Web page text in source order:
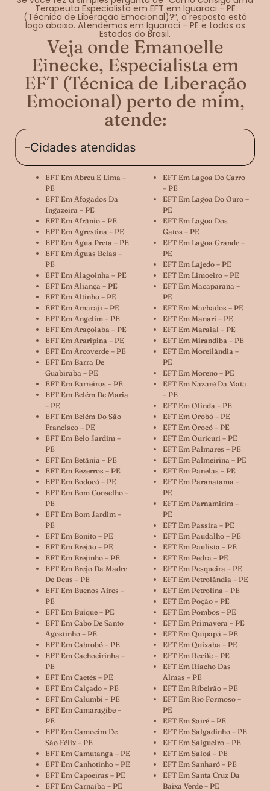
Terapeuta Especialista em EFT em Iguaraci - PE
(Técnica de Liberação Emocional)?”, a resposta está
logo abaixo. Atendemos em Iguaraci - PE e todos os
Estados do Brasil.
Veja onde Emanoelle
Einecke, Especialista em
EFT (Técnica de Liberação
Emocional) perto de mim,
atende:
Cidades atendidas
EFT Em Abreu E Lima –
PE
EFT Em Afogados Da
Ingazeira – PE
EFT Em Afrânio – PE
EFT Em Agrestina – PE
EFT Em Água Preta – PE
EFT Em Águas Belas –
PE
EFT Em Alagoinha – PE
EFT Em Aliança – PE
EFT Em Altinho – PE
EFT Em Amaraji – PE
EFT Em Angelim – PE
EFT Em Araçoiaba – PE
EFT Em Araripina – PE
EFT Em Arcoverde – PE
EFT Em Barra De
Guabiraba – PE
EFT Em Barreiros – PE
EFT Em Belém De Maria
– PE
EFT Em Belém Do São
Francisco – PE
EFT Em Belo Jardim –
PE
EFT Em Betânia – PE
EFT Em Bezerros – PE
EFT Em Bodocó – PE
EFT Em Bom Conselho –
PE
EFT Em Bom Jardim –
PE
EFT Em Bonito – PE
EFT Em Brejão – PE
EFT Em Brejinho – PE
EFT Em Brejo Da Madre
De Deus – PE
EFT Em Buenos Aires –
PE
EFT Em Buíque – PE
EFT Em Cabo De Santo
Agostinho – PE
EFT Em Cabrobó – PE
EFT Em Cachoeirinha –
PE
EFT Em Caetés – PE
EFT Em Calçado – PE
EFT Em Calumbi – PE
EFT Em Camaragibe –
PE
EFT Em Camocim De
São Félix – PE
EFT Em Camutanga – PE
EFT Em Canhotinho – PE
EFT Em Capoeiras – PE
EFT Em Carnaíba – PE
EFT Em Lagoa Do Carro
– PE
EFT Em Lagoa Do Ouro –
PE
EFT Em Lagoa Dos
Gatos – PE
EFT Em Lagoa Grande –
PE
EFT Em Lajedo – PE
EFT Em Limoeiro – PE
EFT Em Macaparana –
PE
EFT Em Machados – PE
EFT Em Manari – PE
EFT Em Maraial – PE
EFT Em Mirandiba – PE
EFT Em Moreilândia –
PE
EFT Em Moreno – PE
EFT Em Nazaré Da Mata
– PE
EFT Em Olinda – PE
EFT Em Orobó – PE
EFT Em Orocó – PE
EFT Em Ouricuri – PE
EFT Em Palmares – PE
EFT Em Palmeirina – PE
EFT Em Panelas – PE
EFT Em Paranatama –
PE
EFT Em Parnamirim –
PE
EFT Em Passira – PE
EFT Em Paudalho – PE
EFT Em Paulista – PE
EFT Em Pedra – PE
EFT Em Pesqueira – PE
EFT Em Petrolândia – PE
EFT Em Petrolina – PE
EFT Em Poção – PE
EFT Em Pombos – PE
EFT Em Primavera – PE
EFT Em Quipapá – PE
EFT Em Quixaba – PE
EFT Em Recife – PE
EFT Em Riacho Das
Almas – PE
EFT Em Ribeirão – PE
EFT Em Rio Formoso –
PE
EFT Em Sairé – PE
EFT Em Salgadinho – PE
EFT Em Salgueiro – PE
EFT Em Saloá – PE
EFT Em Sanharó – PE
EFT Em Santa Cruz Da
Baixa Verde – PE